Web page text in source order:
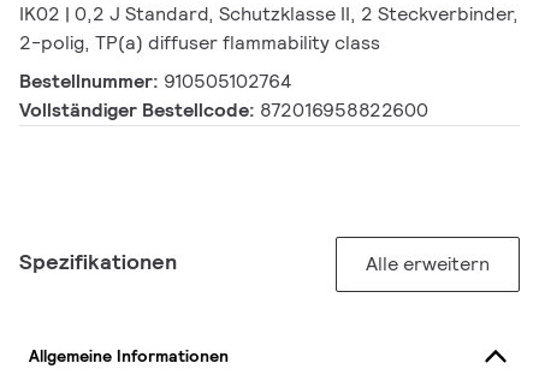
IK02 | 0,2 J Standard, Schutzklasse II, 2 Steckverbinder,
2-polig, TP(a) diffuser flammability class
Bestellnummer: 910505102764
Vollständiger Bestellcode: 872016958822600
Spezifikationen Alle erweitern
Allgemeine Informationen